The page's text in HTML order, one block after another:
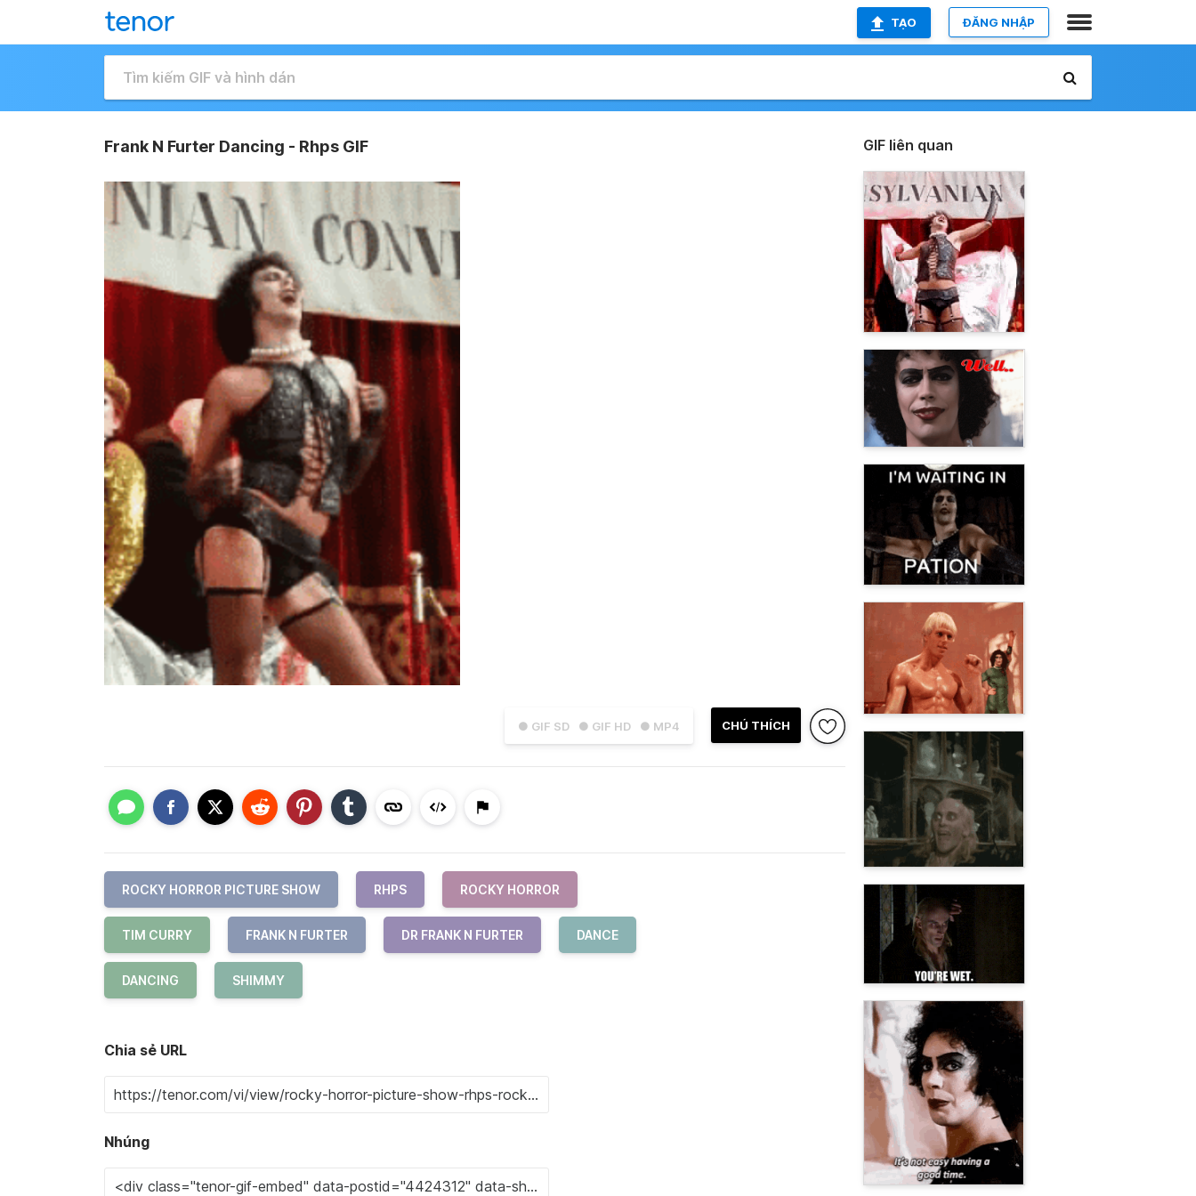
TẠO ĐĂNG NHẬP
Frank N Furter Dancing - Rhps GIF
● GIF SD ● GIF HD ● MP4 CHÚ THÍCH
ROCKY HORROR PICTURE SHOW RHPS ROCKY HORROR
TIM CURRY FRANK N FURTER DR FRANK N FURTER DANCE
DANCING SHIMMY
Chia sẻ URL
Nhúng
GIF liên quan